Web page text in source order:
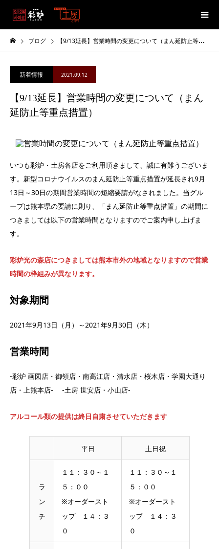
ブログ 【9/13延長】営業時間の変更について（まん延防止等重点措置）
新着情報 2021.09.12
【9/13延長】営業時間の変更について（まん
延防止等重点措置）
いつも彩炉・土房各店をご利用頂きまして、誠に有難うございま
す。新型コロナウイルスのまん延防止等重点措置が延長され9月
13日～30日の期間営業時間の短縮要請がなされました。当グル
ープは熊本県の要請に則り、「まん延防止等重点措置」の期間に
つきましては以下の営業時間となりますのでご案内申し上げま
す。
彩炉光の森店につきましては熊本市外の地域となりますので営業
時間の枠組みが異なります。
対象期間
2021年9月13日（月）～2021年9月30日（木）
営業時間
-彩炉 画図店・御領店・南高江店・清水店・桜木店・学園大通り
店・上熊本店- -土房 世安店・小山店-
アルコール類の提供は終日自粛させていただきます
平日 土日祝
ラ
ン
チ
１１：３０～１
５：００
※オーダースト
ップ １４：３
０
１１：３０～１
５：００
※オーダースト
ップ １４：３
０